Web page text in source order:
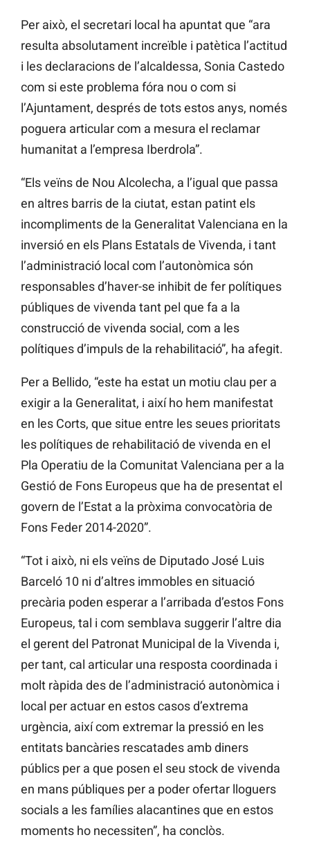
Per això, el secretari local ha apuntat que “ara
resulta absolutament increïble i patètica l’actitud
i les declaracions de l’alcaldessa, Sonia Castedo
com si este problema fóra nou o com si
l’Ajuntament, després de tots estos anys, només
poguera articular com a mesura el reclamar
humanitat a l’empresa Iberdrola”.
“Els veïns de Nou Alcolecha, a l’igual que passa
en altres barris de la ciutat, estan patint els
incompliments de la Generalitat Valenciana en la
inversió en els Plans Estatals de Vivenda, i tant
l’administració local com l’autonòmica són
responsables d’haver-se inhibit de fer polítiques
públiques de vivenda tant pel que fa a la
construcció de vivenda social, com a les
polítiques d’impuls de la rehabilitació”, ha afegit.
Per a Bellido, “este ha estat un motiu clau per a
exigir a la Generalitat, i així ho hem manifestat
en les Corts, que situe entre les seues prioritats
les polítiques de rehabilitació de vivenda en el
Pla Operatiu de la Comunitat Valenciana per a la
Gestió de Fons Europeus que ha de presentat el
govern de l’Estat a la pròxima convocatòria de
Fons Feder 2014-2020”.
“Tot i això, ni els veïns de Diputado José Luis
Barceló 10 ni d’altres immobles en situació
precària poden esperar a l’arribada d’estos Fons
Europeus, tal i com semblava suggerir l’altre dia
el gerent del Patronat Municipal de la Vivenda i,
per tant, cal articular una resposta coordinada i
molt ràpida des de l’administració autonòmica i
local per actuar en estos casos d’extrema
urgència, així com extremar la pressió en les
entitats bancàries rescatades amb diners
públics per a que posen el seu stock de vivenda
en mans públiques per a poder ofertar lloguers
socials a les famílies alacantines que en estos
moments ho necessiten”, ha conclòs.